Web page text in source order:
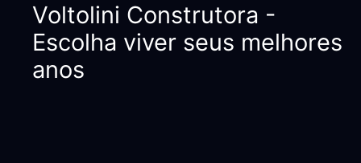
Voltolini Construtora -
Escolha viver seus melhores
anos